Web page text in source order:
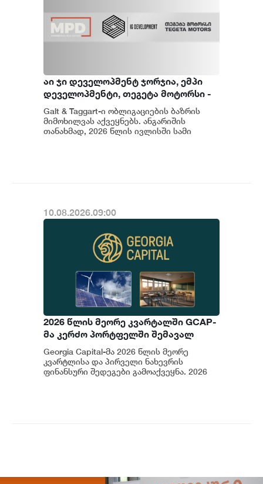
აი ჯი დეველოპმენტ ჯორჯია, ემპი
დეველოპმენტი, თეგეტა მოტორსი -
როგორი იყო ივლისი საქართველოს
კაპიტალის ბაზრისთვის
Galt & Taggart-ი ობლიგაციების ბაზრის
მიმოხილვას აქვეყნებს. ანგარიშის
თანახმად, 2026 წლის ივლისში სამი
10.08.2026.09:00
2026 წლის მეორე კვარტალში GCAP-
მა კერძო პორტფელში შემავალ
კომპანიებში ჯამურად 1.5 მლნ
ლარის ინვესტიცია განახორციელა
Georgia Capital-მა 2026 წლის მეორე
კვარტლისა და პირველი ნახევრის
ფინანსური შედეგები გამოაქვეყნა. 2026